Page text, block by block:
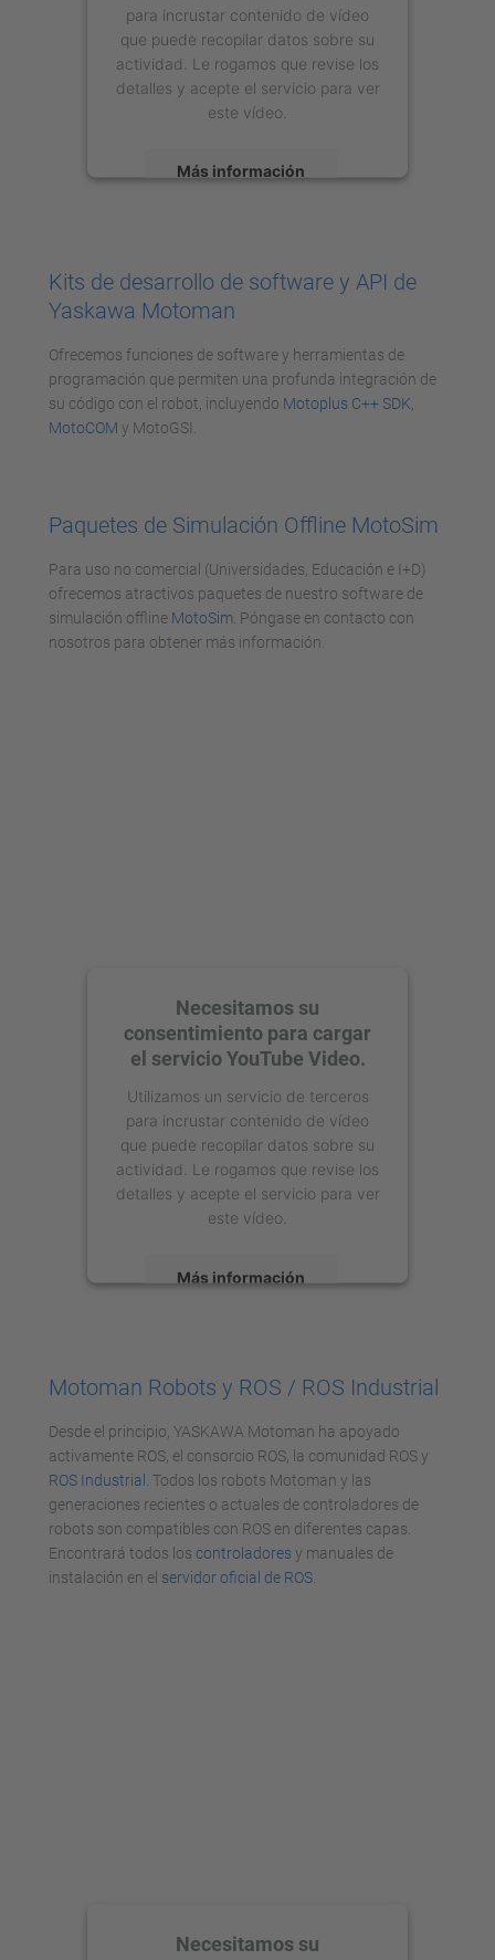
para incrustar contenido de vídeo
que puede recopilar datos sobre su
actividad. Le rogamos que revise los
detalles y acepte el servicio para ver
este vídeo.
Más información
Management Platform
Kits de desarrollo de software y API de
Yaskawa Motoman
Ofrecemos funciones de software y herramientas de
programación que permiten una profunda integración de
su código con el robot, incluyendo Motoplus C++ SDK
MotoCOM y MotoGSI.
Paquetes de Simulación Offline MotoSim
Para uso no comercial (Universidades, Educación e I+D)
ofrecemos atractivos paquetes de nuestro software de
simulación offline MotoSim . Póngase en contacto con
nosotros para obtener más información.
Necesitamos su
consentimiento para cargar
el servicio YouTube Video.
Utilizamos un servicio de terceros
para incrustar contenido de vídeo
que puede recopilar datos sobre su
actividad. Le rogamos que revise los
detalles y acepte el servicio para ver
este vídeo.
Más información
powered by
Management Platform
Motoman Robots y ROS / ROS Industrial
Desde el principio, YASKAWA Motoman ha apoyado
activamente ROS, el consorcio ROS, la comunidad ROS y
ROS Industrial
. Todos los robots Motoman y las
generaciones recientes o actuales de controladores de
robots son compatibles con ROS en diferentes capas.
Encontrará todos los controladores y manuales de
instalación en el servidor oficial de ROS
Necesitamos su